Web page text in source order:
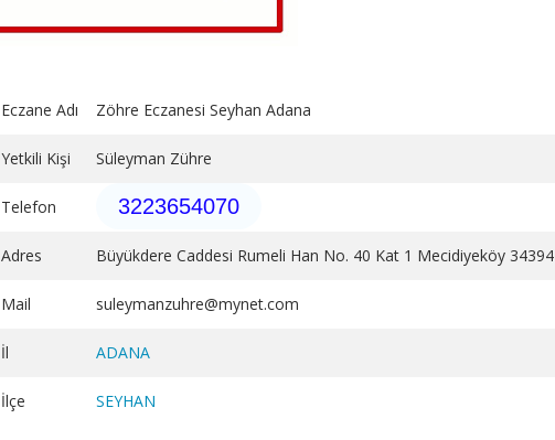
Eczane Adı Zöhre Eczanesi Seyhan Adana
Yetkili Kişi Süleyman Zühre
Telefon 3223654070
Adres Büyükdere Caddesi Rumeli Han No. 40 Kat 1 Mecidiyeköy 34394
Mail suleymanzuhre@mynet.com
İl ADANA
İlçe SEYHAN